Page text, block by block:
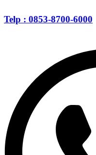
Telp : 0853-8700-6000